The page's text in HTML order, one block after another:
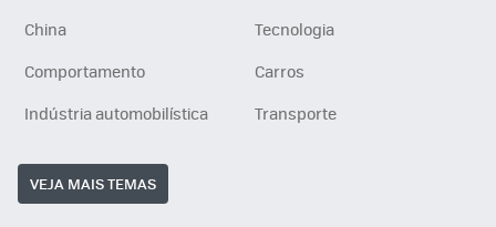
China
Tecnologia
Comportamento
Carros
Indústria automobilística
Transporte
VEJA MAIS TEMAS